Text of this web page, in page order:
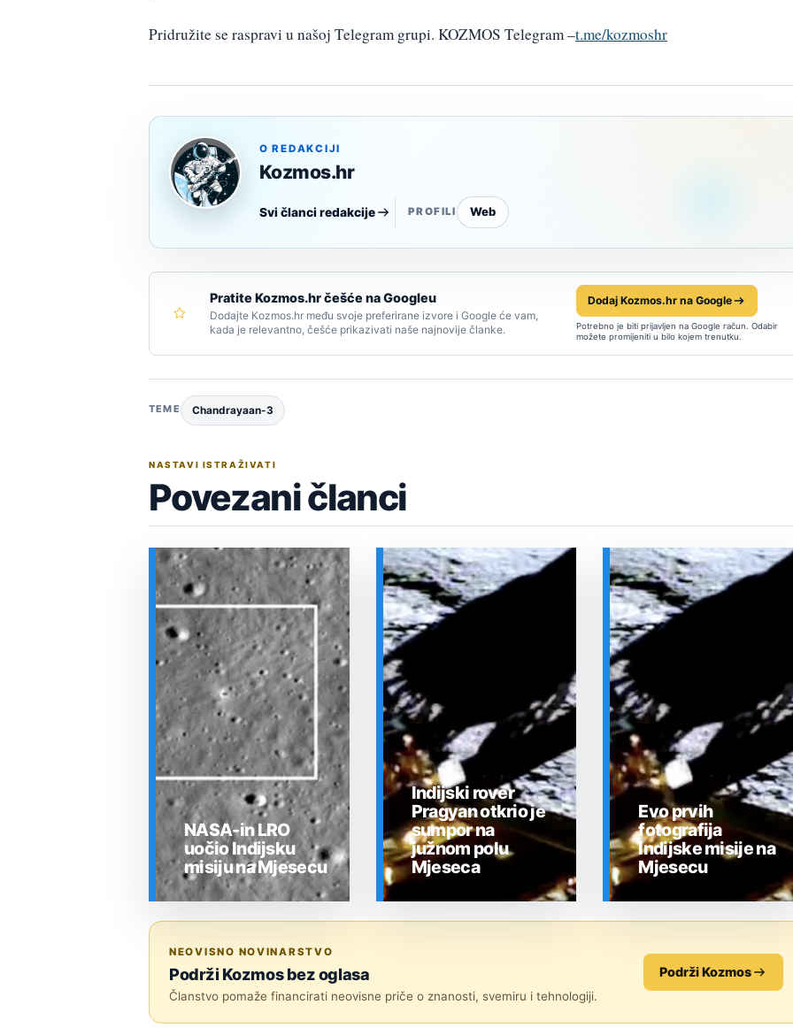
Pridružite se raspravi u našoj Telegram grupi. KOZMOS Telegram –t.me/kozmoshr
O REDAKCIJI
Kozmos.hr
Svi članci redakcije PROFILI Web
Pratite Kozmos.hr češće na Googleu
Dodajte Kozmos.hr među svoje preferirane izvore i Google će vam,
kada je relevantno, češće prikazivati naše najnovije članke.
Dodaj Kozmos.hr na Google
Potrebno je biti prijavljen na Google račun. Odabir
možete promijeniti u bilo kojem trenutku.
TEME Chandrayaan-3
NASTAVI ISTRAŽIVATI
Povezani članci
NASA-in LRO
uočio Indijsku
misiju na Mjesecu
Indijski rover
Pragyan otkrio je
sumpor na
južnom polu
Mjeseca
Evo prvih
fotografija
Indijske misije na
Mjesecu
NEOVISNO NOVINARSTVO
Podrži Kozmos bez oglasa
Članstvo pomaže financirati neovisne priče o znanosti, svemiru i tehnologiji.
Podrži Kozmos